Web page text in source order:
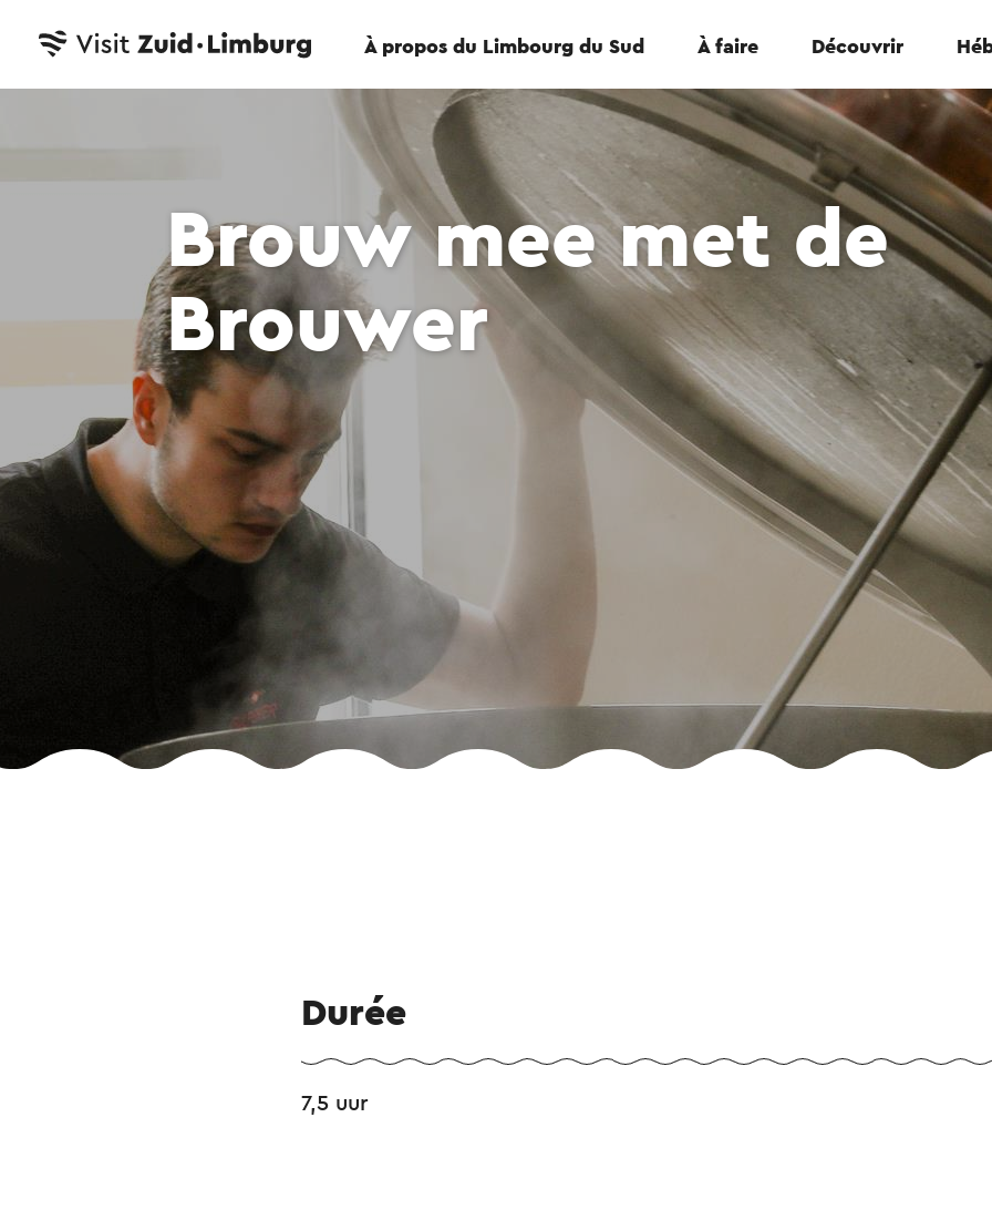
À propos du Limbourg du Sud À faire Découvrir
Brouw mee met de
Brouwer
Durée
7,5 uur